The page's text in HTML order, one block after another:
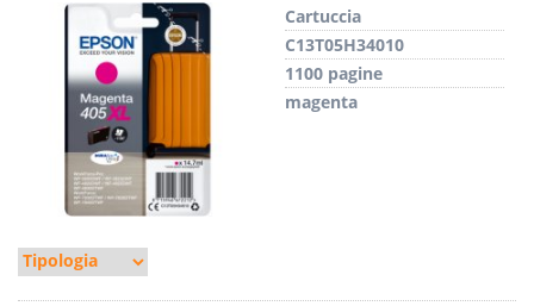
Cartuccia
C13T05H34010
1100 pagine
magenta